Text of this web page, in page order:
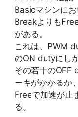
Basicマシンに
Breakよりも
がある。
これは、PWM
のON dutyにし
その若干のOFF
ーキがかかるか、
Freeで加速が止
る。